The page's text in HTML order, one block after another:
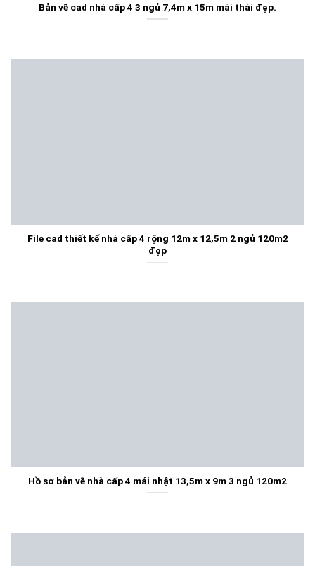
Bản vẽ cad nhà cấp 4 3 ngủ 7,4m x 15m mái thái đẹp.
File cad thiết kế nhà cấp 4 rộng 12m x 12,5m 2 ngủ 120m2
đẹp
Hồ sơ bản vẽ nhà cấp 4 mái nhật 13,5m x 9m 3 ngủ 120m2